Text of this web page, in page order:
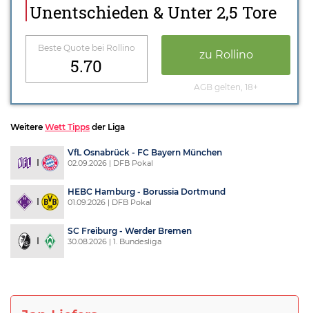
Unentschieden & Unter 2,5 Tore
Beste Quote bei Rollino
5.70
zu Rollino
AGB gelten, 18+
Weitere Wett Tipps der Liga
VfL Osnabrück - FC Bayern München
02.09.2026 | DFB Pokal
HEBC Hamburg - Borussia Dortmund
01.09.2026 | DFB Pokal
SC Freiburg - Werder Bremen
30.08.2026 | 1. Bundesliga